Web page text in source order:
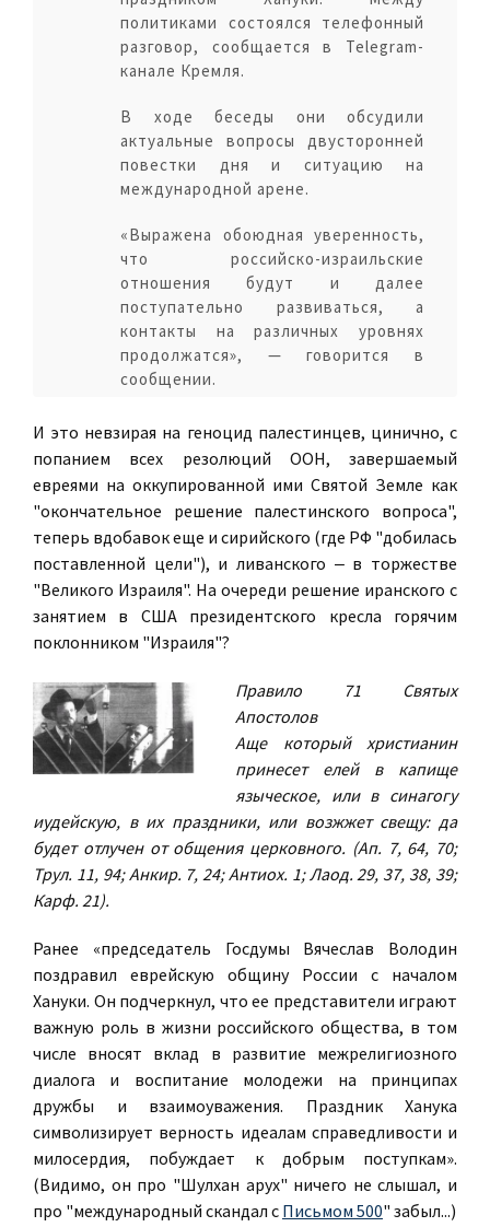
политиками состоялся телефонный
разговор, сообщается в Telegram-
канале Кремля.
В ходе беседы они обсудили
актуальные вопросы двусторонней
повестки дня и ситуацию на
международной арене.
«Выражена обоюдная уверенность,
что российско-израильские
отношения будут и далее
поступательно развиваться, а
контакты на различных уровнях
продолжатся», — говорится в
сообщении.
И это невзирая на геноцид палестинцев, цинично, с
попанием всех резолюций ООН, завершаемый
евреями на оккупированной ими Святой Земле как
"окончательное решение палестинского вопроса",
теперь вдобавок еще и сирийского (где РФ "добилась
поставленной цели"), и ливанского ‒ в торжестве
"Великого Израиля". На очереди решение иранского с
занятием в США президентского кресла горячим
поклонником "Израиля"?
Правило 71 Святых
Апостолов
Аще который христианин
принесет елей в капище
языческое, или в синагогу
иудейскую, в их праздники, или возжжет свещу: да
будет отлучен от общения церковного. (Ап. 7, 64, 70;
Трул. 11, 94; Анкир. 7, 24; Антиох. 1; Лаод. 29, 37, 38, 39;
Карф. 21).
Ранее «председатель Госдумы Вячеслав Володин
поздравил еврейскую общину России с началом
Хануки. Он подчеркнул, что ее представители играют
важную роль в жизни российского общества, в том
числе вносят вклад в развитие межрелигиозного
диалога и воспитание молодежи на принципах
дружбы и взаимоуважения. Праздник Ханука
символизирует верность идеалам справедливости и
милосердия, побуждает к добрым поступкам».
(Видимо, он про "Шулхан арух" ничего не слышал, и
про "международный скандал с Письмом 500" забыл...)